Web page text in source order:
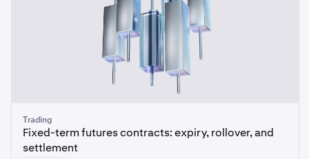
Trading
Fixed-term futures contracts: expiry, rollover, and
settlement